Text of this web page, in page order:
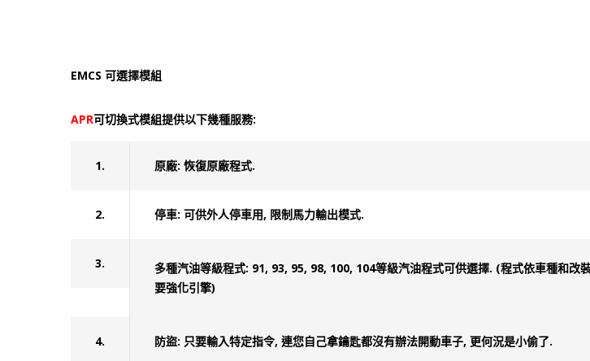
EMCS 可選擇模組
APR可切換式模組提供以下幾種服務:
1. 原廠: 恢復原廠程式.
2. 停車: 可供外人停車用, 限制馬力輸出模式.
3.
多種汽油等級程式: 91, 93, 95, 98, 100, 104等級汽油程式可供選擇. (程式依車種和改
要強化引擎)
4. 防盜: 只要輸入特定指令, 連您自己拿鑰匙都沒有辦法開動車子, 更何況是小偷了.